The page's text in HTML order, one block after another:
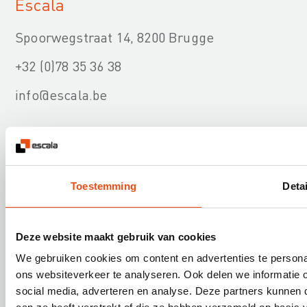
Toestemming
Deze website maakt gebruik van cookies
We gebruiken cookies om content en advertenties te
ons websiteverkeer te analyseren. Ook delen we
social media, adverteren en analyse. Deze partners
Spoorwegstraat 14, 8200 Brugge
+32 (0)78 35 36 38
info@escala.be
Onze diensten
Nuttige informatie
Over Escala